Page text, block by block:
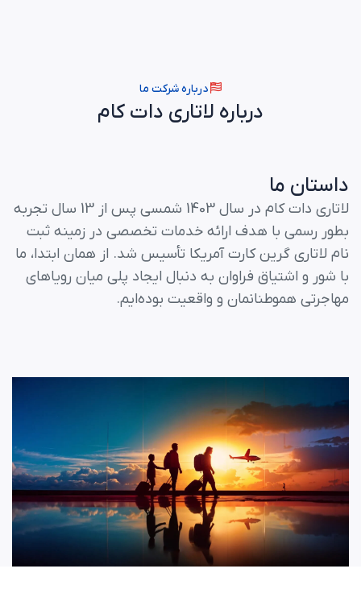
درباره شرکت ما
درباره لاتاری دات کام
داستان ما
لاتاری دات کام در سال 1403 شمسی پس از 13 سال تجربه
بطور رسمی با هدف ارائه خدمات تخصصی در زمینه ثبت
نام لاتاری گرین کارت آمریکا تأسیس شد. از همان ابتدا، ما
با شور و اشتیاق فراوان به دنبال ایجاد پلی میان رویاهای
مهاجرتی هموطنانمان و واقعیت بوده‌ایم.